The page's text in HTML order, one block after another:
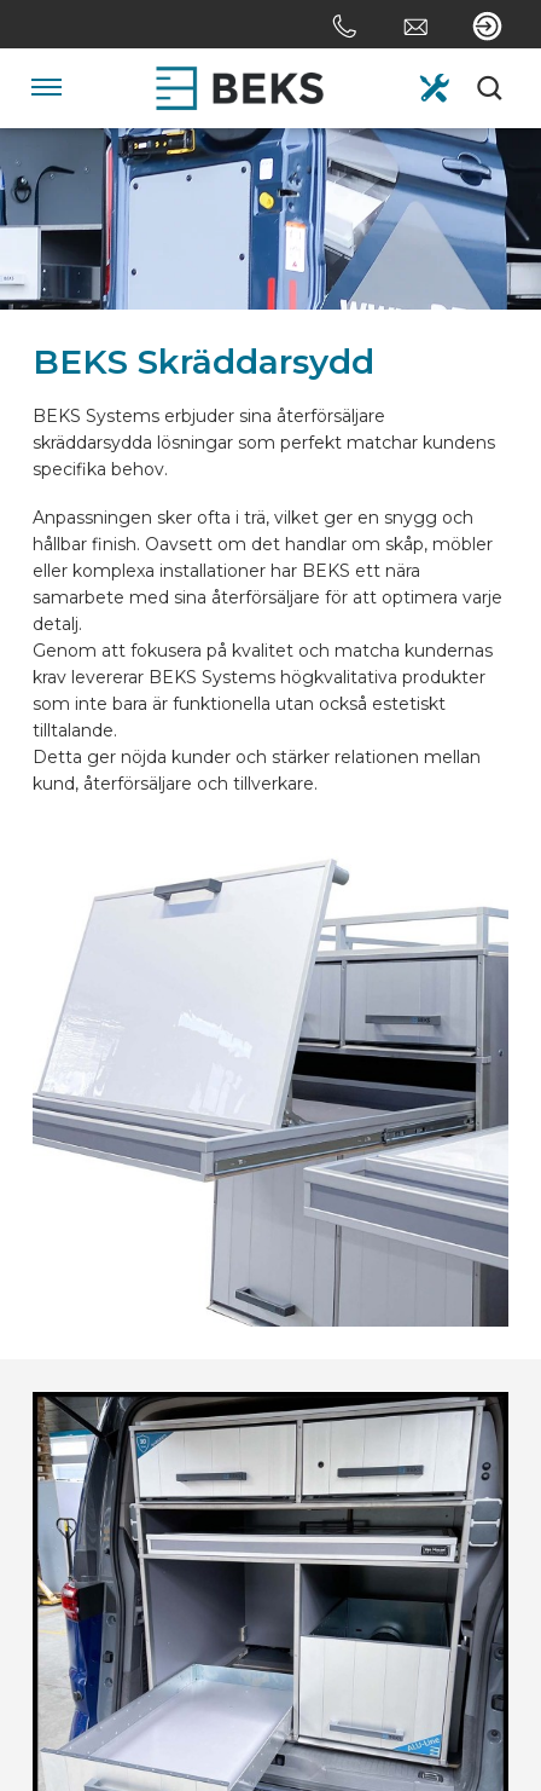
to
content
Jump
the
navigation
HOME
OM OSS
SKRÄDDARSYDD
BILMÄRKEN
KONTAKTA
KONFIGURERA ONLINE
BEKS Skräddarsydd
BEKS Systems erbjuder sina återförsäljare
skräddarsydda lösningar som perfekt matchar kundens
specifika behov.
Anpassningen sker ofta i trä, vilket ger en snygg och
hållbar finish. Oavsett om det handlar om skåp, möbler
eller komplexa installationer har BEKS ett nära
samarbete med sina återförsäljare för att optimera varje
detalj.
Genom att fokusera på kvalitet och matcha kundernas
krav levererar BEKS Systems högkvalitativa produkter
som inte bara är funktionella utan också estetiskt
tilltalande.
Detta ger nöjda kunder och stärker relationen mellan
kund, återförsäljare och tillverkare.